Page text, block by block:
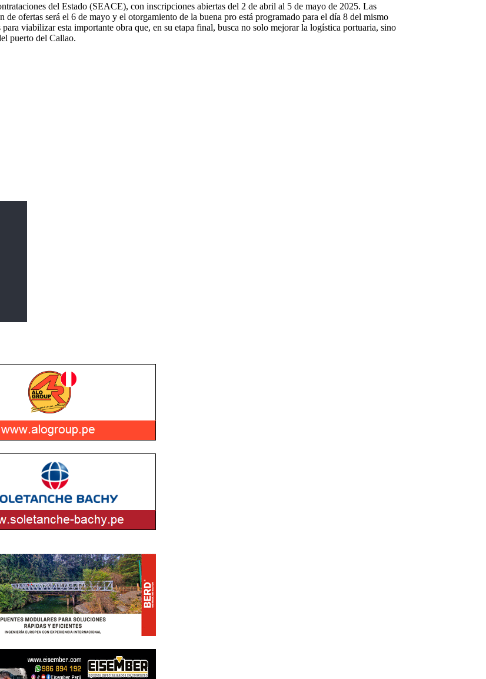
del Estado (SEACE), con inscripciones abiertas del 2 de abril al 5 de mayo de 2025. Las
ofertas será el 6 de mayo y el otorgamiento de la buena pro está programado para el día 8 del mismo
viabilizar esta importante obra que, en su etapa final, busca no solo mejorar la logística portuaria, sino
puerto del Callao.